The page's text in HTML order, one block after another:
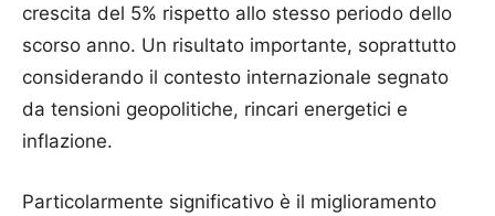
crescita del 5% rispetto allo stesso periodo dello
scorso anno. Un risultato importante, soprattutto
considerando il contesto internazionale segnato
da tensioni geopolitiche, rincari energetici e
inflazione.
Particolarmente significativo è il miglioramento